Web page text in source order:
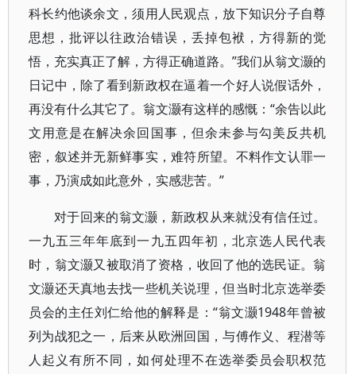
科长约他谈余文，须用人民观点，放下知识分子自尊
思想，批评以往政治错误，丢掉包袱，方得新的觉
悟，充实真正了解，方得正确道路。”我们从翁文灏的
日记中，除了看到新政权在逼着一个好人说假话外，
再没有什么其它了。翁文灏有这样的感慨：“余告以此
文用意是在解决余回国事，但余未参与勾美反共机
密，叙述并无新鲜事实，难符所望。不料作文认罪一
事，乃演成如此意外，实感悲苦。”
对于回来的翁文灏，新政权从来就没有信任过。
一九五三年年底到一九五四年初，北京选人民代表
时，翁文灏又被取消了资格，收回了他的选民证。翁
文灏还天真地去找一些机关说理，但当时北京选举委
员会的主任刘仁给他的解释是：“翁文灏1948年曾被
列为战犯之一，后来从欧洲回国，与傅作义、程潜等
人起义有所不同，如何处理不在选举委员会职权范